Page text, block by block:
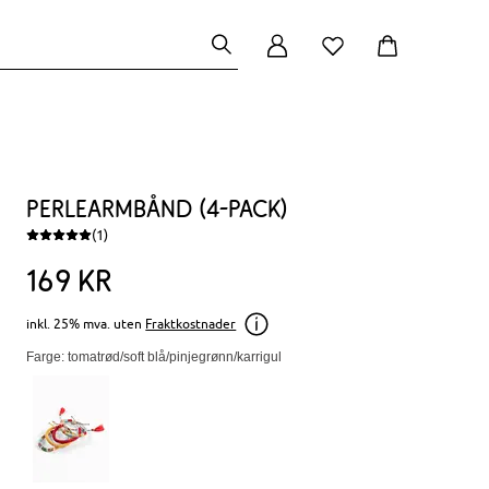
Perlearmbånd (4-pack)
(1)
169 kr
inkl. 25% mva. uten Fraktkostnader
Farge: tomatrød/soft blå/pinjegrønn/karrigul